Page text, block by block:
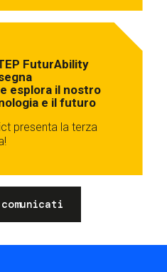
FuturAbility
esplora il nostro
e il futuro
presenta la terza